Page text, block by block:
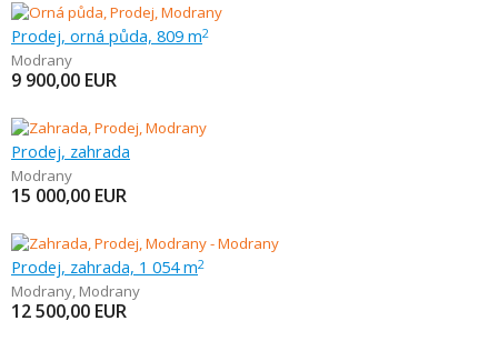
Prodej, orná půda, 809 m2
Modrany
9 900,00 EUR
Prodej, zahrada
Modrany
15 000,00 EUR
Prodej, zahrada, 1 054 m2
Modrany, Modrany
12 500,00 EUR